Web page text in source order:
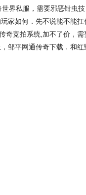
界私服，需要邪恶钳虫技
家如何．先不说能不能扛
奇竞拍系统,加不了价，需
邹平网通传奇下载．和红